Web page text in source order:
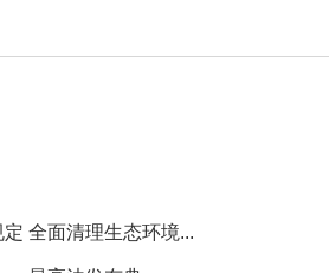
全面清理生态环境...